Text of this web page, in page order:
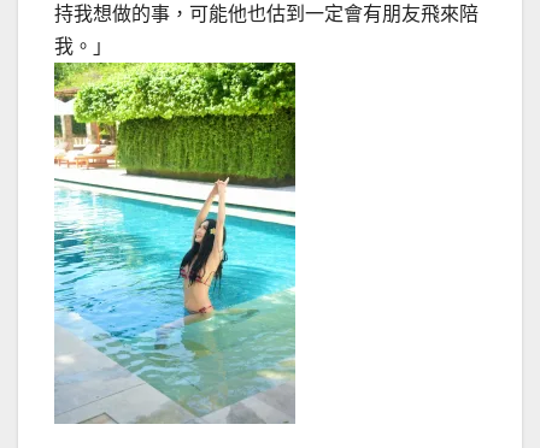
持我想做的事，可能他也估到一定會有朋友飛來陪
我。」